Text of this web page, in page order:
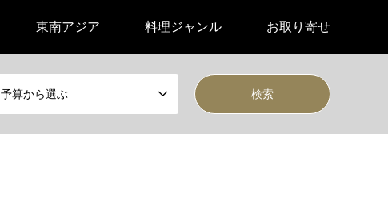
東南アジア 料理ジャンル お取り寄せ
予算から選ぶ